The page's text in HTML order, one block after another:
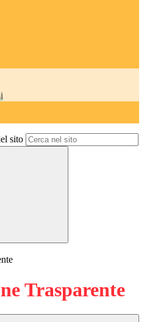
sito
Trasparente